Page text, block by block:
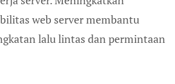
web server membantu
lalu lintas dan permintaan